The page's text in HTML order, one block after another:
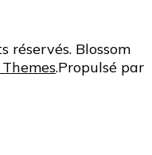
réservés. Blossom
.Propulsé par